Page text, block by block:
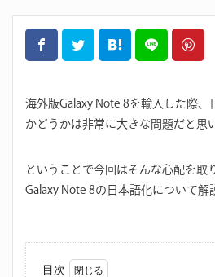
海外版Galaxy Note 8を輸入した際、
かどうかは非常に大きな問題だと思
ということで今回はそんな心配を取
Galaxy Note 8の日本語化について解
目次